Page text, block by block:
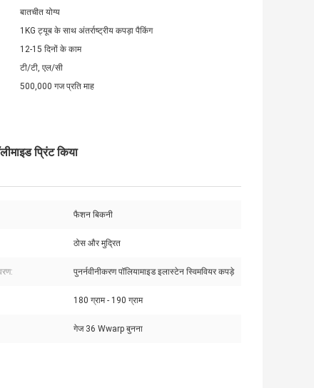
बातचीत योग्य
1KG ट्यूब के साथ अंतर्राष्ट्रीय कपड़ा पैकिंग
12-15 दिनों के काम
टी/टी, एल/सी
500,000 गज प्रति माह
प्रिंट किया
फैशन बिकनी
ठोस और मुद्रित
पुनर्नवीनीकरण पॉलियामाइड इलास्टेन स्विमवियर कपड़े
180 ग्राम - 190 ग्राम
गेज 36 Wwarp बुनना